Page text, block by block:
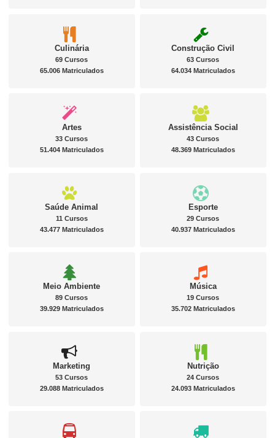
Culinária
69 Cursos
65.006 Matriculados
Construção Civil
63 Cursos
64.034 Matriculados
Artes
33 Cursos
51.404 Matriculados
Assistência Social
43 Cursos
48.369 Matriculados
Saúde Animal
11 Cursos
43.477 Matriculados
Esporte
29 Cursos
40.937 Matriculados
Meio Ambiente
89 Cursos
39.929 Matriculados
Música
19 Cursos
35.702 Matriculados
Marketing
53 Cursos
29.088 Matriculados
Nutrição
24 Cursos
24.093 Matriculados